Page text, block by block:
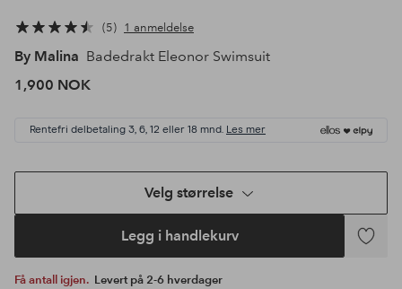
5 1 anmeldelse
By Malina Badedrakt Eleonor Swimsuit
1,900 NOK
Rentefri delbetaling 3, 6, 12 eller 18 mnd. Les mer
Velg størrelse
Legg i handlekurv
Legg
Få antall igjen. Levert på 2-6 hverdager